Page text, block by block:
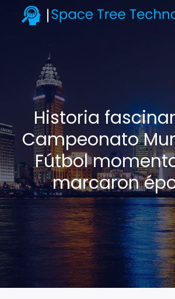
Historia
Campeonato
Fútbol
marcaron